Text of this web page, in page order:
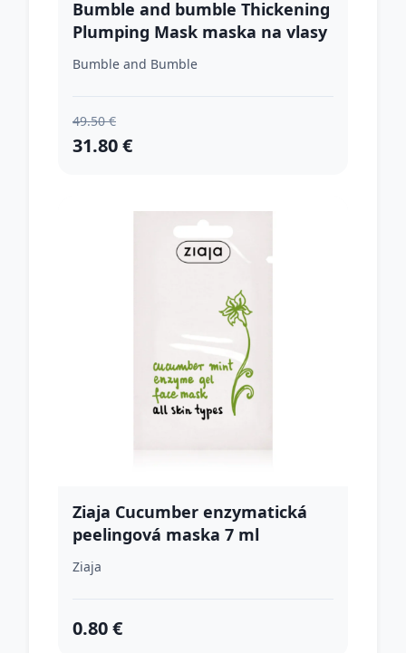
Bumble and bumble Thickening
Plumping Mask maska na vlasy
pre objem 200 ml
Bumble and Bumble
49.50 €
31.80 €
Ziaja Cucumber enzymatická
peelingová maska 7 ml
Ziaja
0.80 €